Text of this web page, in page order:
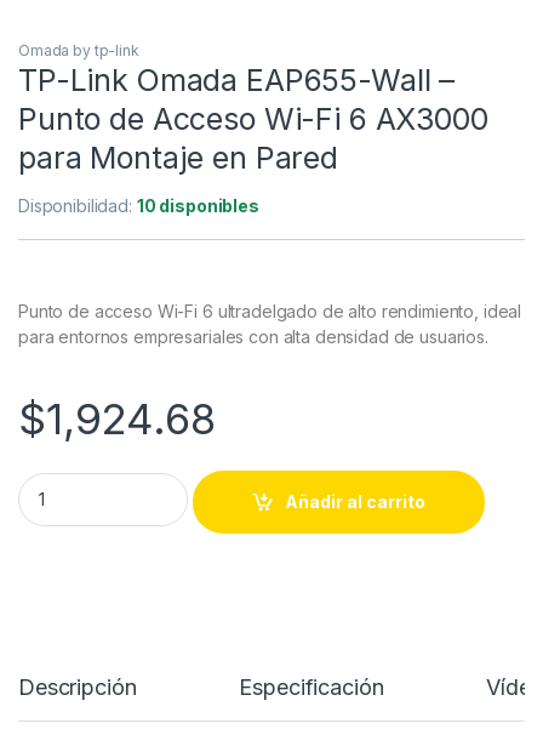
Omada by tp-link
TP-Link Omada EAP655-Wall –
Punto de Acceso Wi-Fi 6 AX3000
para Montaje en Pared
Disponibilidad: 10 disponibles
Punto de acceso Wi-Fi 6 ultradelgado de alto rendimiento, ideal
para entornos empresariales con alta densidad de usuarios.
$1,924.68
TP-Link Omada EAP655-Wall – Punto de Acceso Wi-Fi 6
Añadir al carrito
Descripción Especificación Vídeo